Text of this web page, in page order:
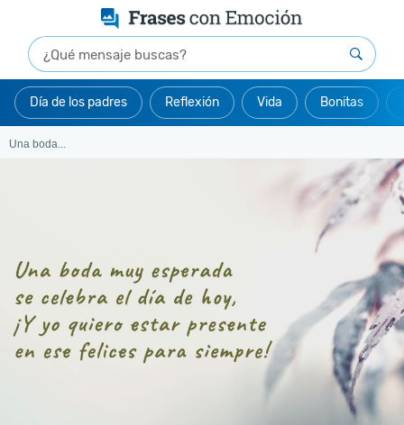
Día de los padres Reflexión Vida Bonitas
Una boda...